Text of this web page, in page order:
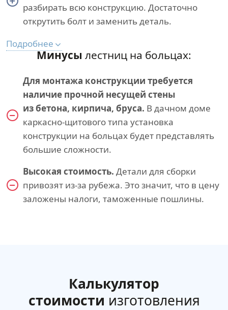
разбирать всю конструкцию. Достаточно
открутить болт и заменить деталь.
Подробнее
Минусы лестниц на больцах:
Для монтажа конструкции требуется
наличие прочной несущей стены
из бетона, кирпича, бруса. В дачном доме
каркасно-щитового типа установка
конструкции на больцах будет представлять
большие сложности.
Высокая стоимость. Детали для сборки
привозят из-за рубежа. Это значит, что в цену
заложены налоги, таможенные пошлины.
Калькулятор
стоимости изготовления